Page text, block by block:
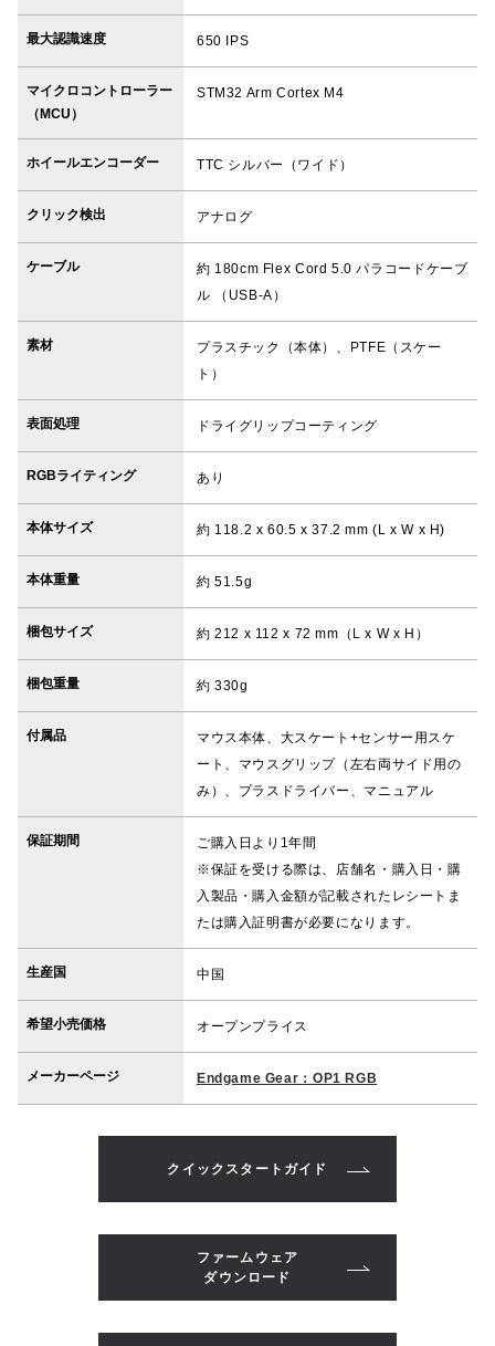
最大認識速度 650 IPS
マイクロコントローラー
（MCU）
STM32 Arm Cortex M4
ホイールエンコーダー TTC シルバー（ワイド）
クリック検出 アナログ
ケーブル
約 180cm Flex Cord 5.0 パラコードケーブ
ル （USB-A）
素材
プラスチック（本体）、PTFE（スケー
ト）
表面処理 ドライグリップコーティング
RGBライティング あり
本体サイズ 約 118.2 x 60.5 x 37.2 mm (L x W x H)
本体重量 約 51.5g
梱包サイズ 約 212 x 112 x 72 mm（L x W x H）
梱包重量 約 330g
付属品
マウス本体、大スケート+センサー用スケ
ート、マウスグリップ（左右両サイド用の
み）、プラスドライバー、マニュアル
保証期間
ご購入日より1年間
※保証を受ける際は、店舗名・購入日・購
入製品・購入金額が記載されたレシートま
たは購入証明書が必要になります。
生産国 中国
希望小売価格 オープンプライス
メーカーページ Endgame Gear：OP1 RGB
クイックスタートガイド
ファームウェア
ダウンロード